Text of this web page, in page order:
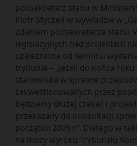
podsekretarz stanu w
Piotr Styczeń w wywiadzie w
Zdaniem podsekretarza stanu,
legislacyjnych nad projektem
uzależnione od terminu
trybunał – „Jeżeli do końca
stanowiska w sprawie
zakwestionowanych przez
będziemy dłużej czekać i
przekazany do konsultacji
początku 2009 r.”. Dlatego w
na mocy wyroku Trybunału